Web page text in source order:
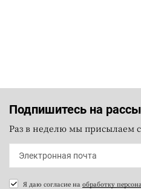
Подпишитесь на
Раз в неделю мы присылаем
Я даю согласие на обработку